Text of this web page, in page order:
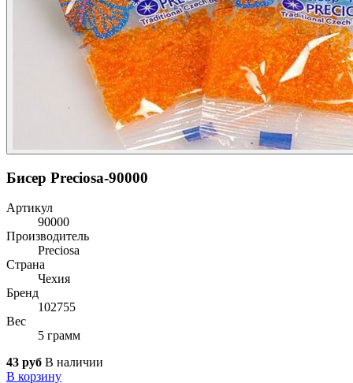
Бисер Preciosa-90000
Артикул
90000
Производитель
Preciosa
Страна
Чехия
Бренд
102755
Вес
5 грамм
43 руб В наличии
В корзину